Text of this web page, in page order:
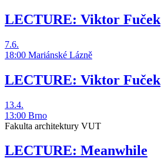
LECTURE: Viktor Fuček
7.6.
18:00 Mariánské Lázně
LECTURE: Viktor Fuček
13.4.
13:00 Brno
Fakulta architektury VUT
LECTURE: Meanwhile